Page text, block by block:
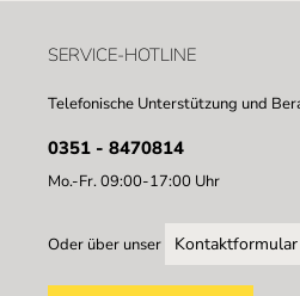
SERVICE-HOTLINE
Telefonische Unterstützung und
0351 - 8470814
Mo.-Fr. 09:00-17:00 Uhr
Oder über unser Kontaktformular